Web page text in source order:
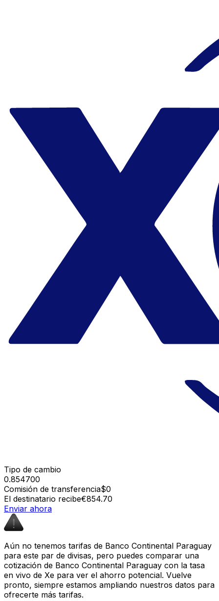
Tipo de cambio
0.854700
Comisión de transferencia$0
El destinatario recibe€854.70
Enviar ahora
Aún no tenemos tarifas de Banco Continental Paraguay
para este par de divisas, pero puedes comparar una
cotización de Banco Continental Paraguay con la tasa
en vivo de Xe para ver el ahorro potencial. Vuelve
pronto, siempre estamos ampliando nuestros datos para
ofrecerte más tarifas.